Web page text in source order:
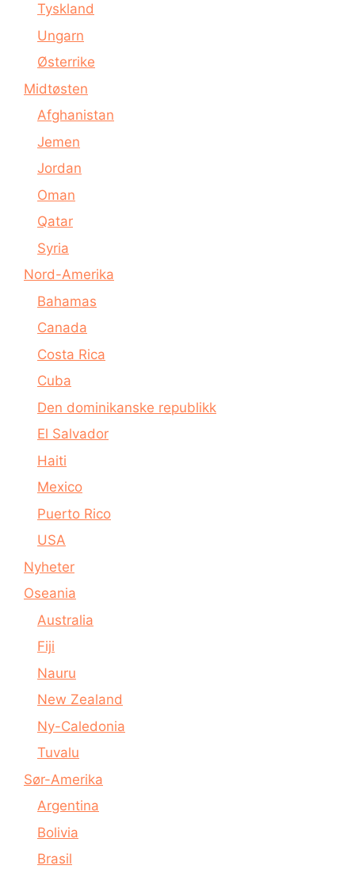
Tyskland
Ungarn
Østerrike
Midtøsten
Afghanistan
Jemen
Jordan
Oman
Qatar
Syria
Nord-Amerika
Bahamas
Canada
Costa Rica
Cuba
Den dominikanske republikk
El Salvador
Haiti
Mexico
Puerto Rico
USA
Nyheter
Oseania
Australia
Fiji
Nauru
New Zealand
Ny-Caledonia
Tuvalu
Sør-Amerika
Argentina
Bolivia
Brasil